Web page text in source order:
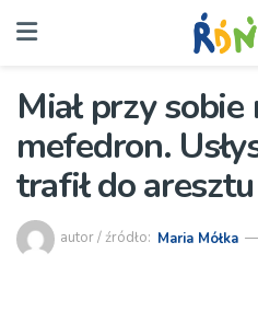
Miał przy
mefedron.
trafił do aresztu
autor / źródło: Maria Mółka